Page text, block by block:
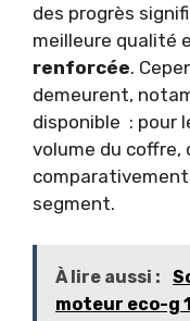
des progrès
meilleure qualité
renforcée.
demeurent,
disponible : pour
volume du
comparativement
segment.
À lire aussi :
moteur eco-g